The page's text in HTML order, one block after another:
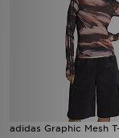
adidas Graphic Mesh